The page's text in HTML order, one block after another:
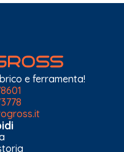
e ferramenta!